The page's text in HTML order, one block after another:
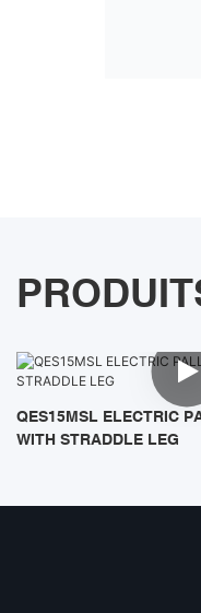
QES15MSL ELECTRIC
WITH STRADDLE LEG